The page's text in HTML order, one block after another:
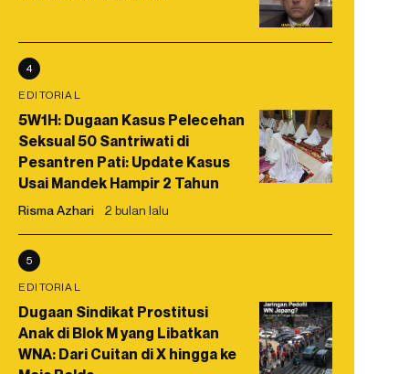
4
EDITORIAL
5W1H: Dugaan Kasus Pelecehan
Seksual 50 Santriwati di
Pesantren Pati: Update Kasus
Usai Mandek Hampir 2 Tahun
Risma Azhari 2 bulan lalu
5
EDITORIAL
Dugaan Sindikat Prostitusi
Anak di Blok M yang Libatkan
WNA: Dari Cuitan di X hingga ke